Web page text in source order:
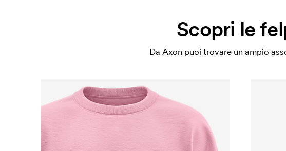
Scopri le
Da Axon puoi trovare un ampio